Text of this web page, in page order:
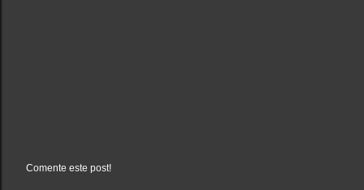
Comente este post!